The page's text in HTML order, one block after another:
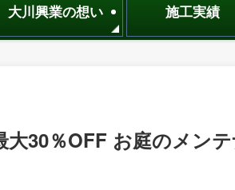
大川興業の想い 施工実績
30％OFF お庭のメン